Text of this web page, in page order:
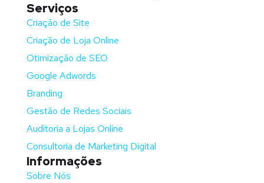
Serviços
Criação de Site
Criação de Loja Online
Otimização de SEO
Google Adwords
Branding
Gestão de Redes Sociais
Auditoria a Lojas Online
Consultoria de Marketing Digital
Informações
Sobre Nós